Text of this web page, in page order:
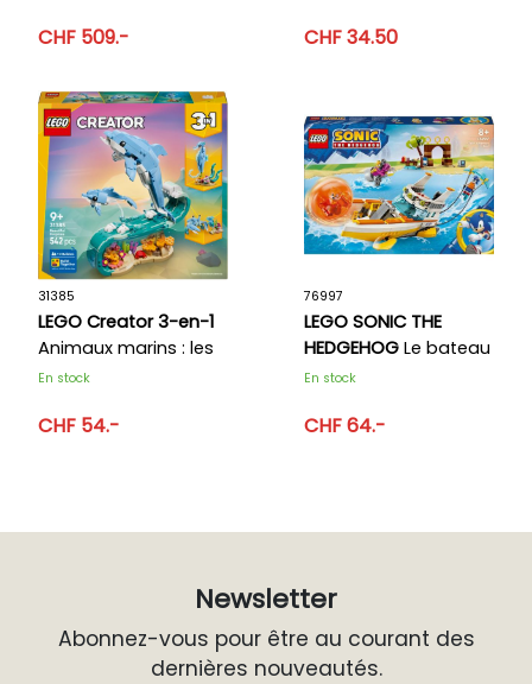
CHF 509.- CHF 34.50
31385
LEGO Creator 3-en-1
Animaux marins : les
beaux dauphins
En stock
CHF 54.-
76997
LEGO SONIC THE
HEDGEHOG Le bateau
d’aventures de Tails
En stock
CHF 64.-
Newsletter
Abonnez-vous pour être au courant des
dernières nouveautés.